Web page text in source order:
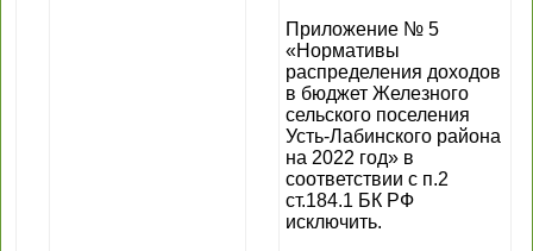
Приложение № 5
«Нормативы
распределения доходов
в бюджет Железного
сельского поселения
Усть-Лабинского района
на 2022 год» в
соответствии с п.2
ст.184.1 БК РФ
исключить.